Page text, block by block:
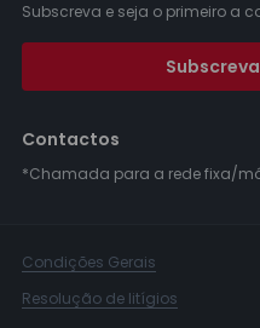
Subscreva e seja o primeiro a
Contactos
*Chamada para a rede fixa/
Condições Gerais
Resolução de litígios